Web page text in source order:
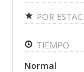
POR
TIEMPO
Normal